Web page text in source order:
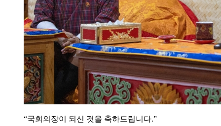
“국회의장이 되신 것을 축하드립니다.”